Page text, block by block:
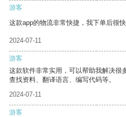
游客
这款app的物流非常快捷，我下单后很快
2024-07-11
游客
这款软件非常实用，可以帮助我解决很
查找资料、翻译语言、编写代码等。
2024-07-11
游客